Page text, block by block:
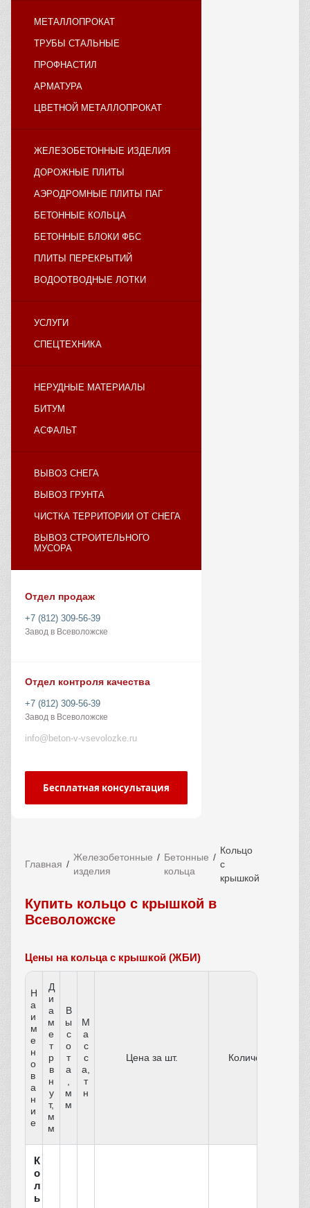
МЕТАЛЛОПРОКАТ
ТРУБЫ СТАЛЬНЫЕ
ПРОФНАСТИЛ
АРМАТУРА
ЦВЕТНОЙ МЕТАЛЛОПРОКАТ
ЖЕЛЕЗОБЕТОННЫЕ ИЗДЕЛИЯ
ДОРОЖНЫЕ ПЛИТЫ
АЭРОДРОМНЫЕ ПЛИТЫ ПАГ
БЕТОННЫЕ КОЛЬЦА
БЕТОННЫЕ БЛОКИ ФБС
ПЛИТЫ ПЕРЕКРЫТИЙ
ВОДООТВОДНЫЕ ЛОТКИ
УСЛУГИ
СПЕЦТЕХНИКА
НЕРУДНЫЕ МАТЕРИАЛЫ
БИТУМ
АСФАЛЬТ
ВЫВОЗ СНЕГА
ВЫВОЗ ГРУНТА
ЧИСТКА ТЕРРИТОРИИ ОТ СНЕГА
ВЫВОЗ СТРОИТЕЛЬНОГО
МУСОРА
Отдел продаж
+7 (812) 309-56-39
Завод в Всеволожске
Отдел контроля качества
+7 (812) 309-56-39
Завод в Всеволожске
info@beton-v-vsevolozke.ru
Бесплатная консультация
Главная
Железобетонные
изделия
Бетонные
кольца
Кольцо
с
крышкой
Купить кольцо с крышкой в
Всеволожске
Цены на кольца с крышкой (ЖБИ)
Н
а
и
м
е
н
о
в
а
н
и
е
Д
и
а
м
е
т
р
в
н
у
т,
м
м
В
ы
с
о
т
а
,
м
м
М
а
с
с
а,
т
н
Цена за шт. Количество
К
о
л
ь